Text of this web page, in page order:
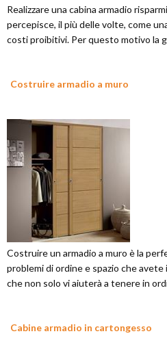
Realizzare una cabina armadio
percepisce, il più delle volte, come
costi proibitivi. Per questo motivo la
Costruire armadio a muro
Costruire un armadio a muro è la
problemi di ordine e spazio che avete
che non solo vi aiuterà a tenere in
Cabine armadio in cartongesso